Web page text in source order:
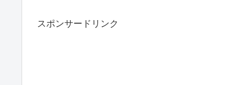
スポンサードリンク